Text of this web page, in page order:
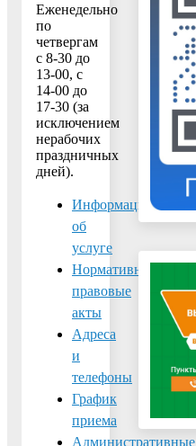
Еженедельно
по
четвергам
c 8-30 до
13-00, с
14-00 до
17-30 (за
исключением
нерабочих
праздничных
дней).
Информация
об
услуге
Нормативно-
правовые
акты
Адреса
и
телефоны
График
приема
Административные